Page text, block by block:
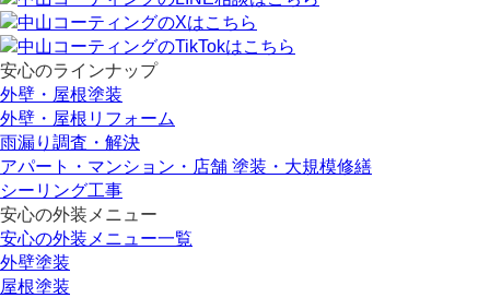
安心のラインナップ
外壁・屋根塗装
外壁・屋根リフォーム
雨漏り調査・解決
アパート・マンション・店舗 塗装・大規模修繕
シーリング工事
安心の外装メニュー
安心の外装メニュー一覧
外壁塗装
屋根塗装